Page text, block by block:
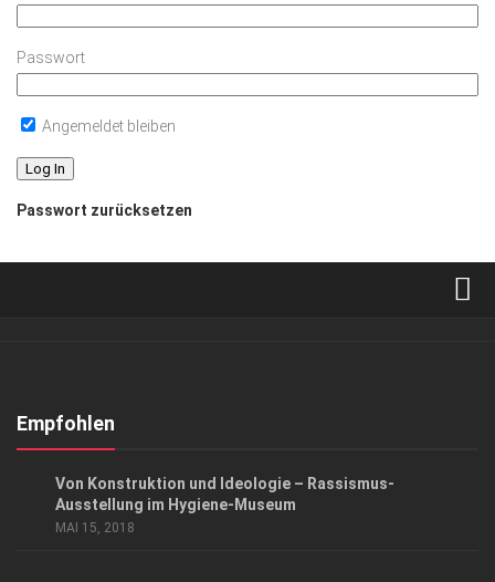
Passwort
Angemeldet bleiben
Passwort zurücksetzen
Kontakt, Impressum
Empfohlen
Von Konstruktion und Ideologie – Rassismus-
Ausstellung im Hygiene-Museum
MAI 15, 2018